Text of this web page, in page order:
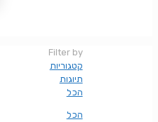
Filter by
קטגוריות
תיוגות
הכל
הכל